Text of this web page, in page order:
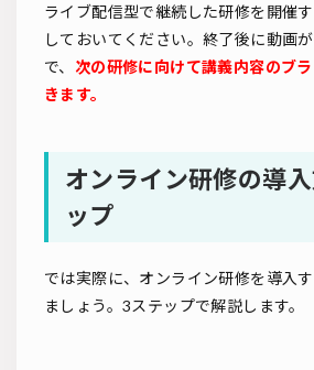
ライブ配信型で継続した研修を開催
しておいてください。終了後に動画
で、 次の研修に向けて講義内容のブ
きます。
オンライン研修の導
ップ
では実際に、オンライン研修を導入
ましょう。3ステップで解説します。